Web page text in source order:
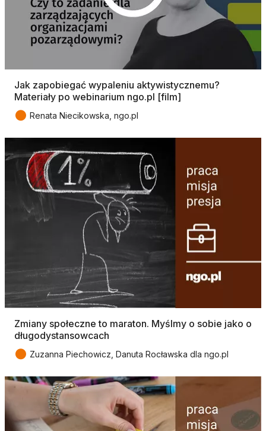
Jak zapobiegać wypaleniu aktywistycznemu?
Materiały po webinarium ngo.pl [film]
● Renata Niecikowska, ngo.pl
Zmiany społeczne to maraton. Myślmy o sobie jako o
długodystansowcach
● Zuzanna Piechowicz, Danuta Rocławska dla ngo.pl